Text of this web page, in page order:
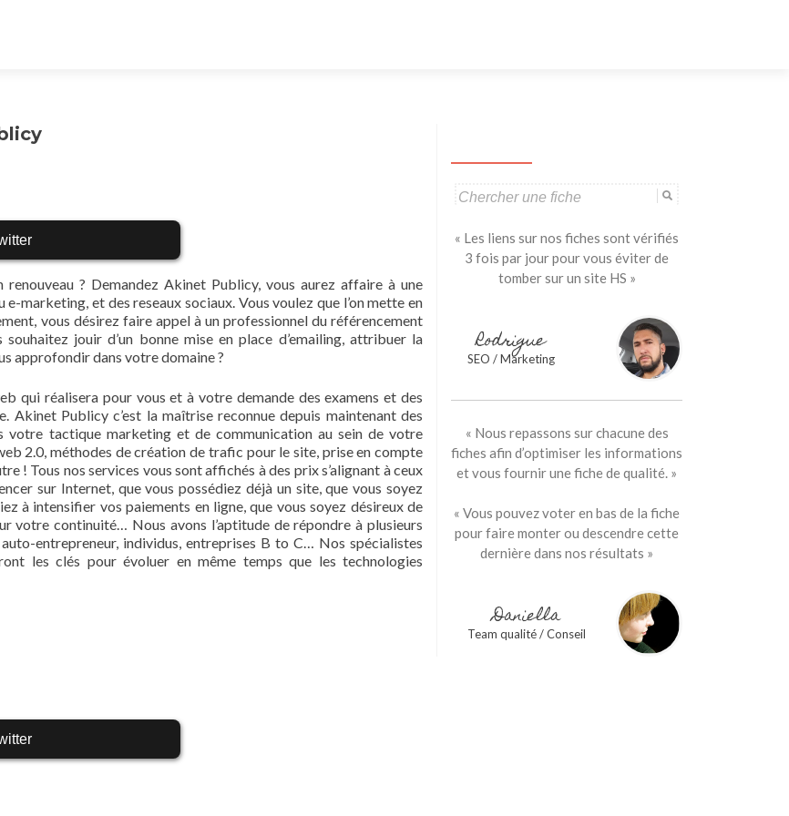
? Demandez Akinet Publicy, vous aurez affaire à une
marketing, et des reseaux sociaux. Vous voulez que l’on mette en
vous désirez faire appel à un professionnel du référencement
jouir d’un bonne mise en place d’emailing, attribuer la
approfondir dans votre domaine ?
qui réalisera pour vous et à votre demande des examens et des
Publicy c’est la maîtrise reconnue depuis maintenant des
votre tactique marketing et de communication au sein de votre
2.0, méthodes de création de trafic pour le site, prise en compte
! Tous nos services vous sont affichés à des prix s’alignant à ceux
sur Internet, que vous possédiez déjà un site, que vous soyez
à intensifier vos paiements en ligne, que vous soyez désireux de
votre continuité… Nous avons l’aptitude de répondre à plusieurs
entrepreneur, individus, entreprises B to C… Nos spécialistes
les clés pour évoluer en même temps que les technologies
Search
« Les liens sur nos fiches sont vérifiés
3 fois par jour pour vous éviter de
tomber sur un site HS »
Rodrigue
SEO / Marketing
« Nous repassons sur chacune des
fiches afin d’optimiser les informations
et vous fournir une fiche de qualité. »
« Vous pouvez voter en bas de la fiche
pour faire monter ou descendre cette
dernière dans nos résultats »
Daniella
Team qualité / Conseil